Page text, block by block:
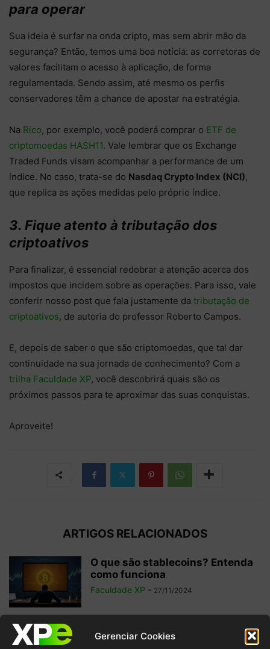
Gerenciar Cookies
para operar
Sua ideia é surfar na onda cripto, mas sem abrir mão da
segurança? Então, temos uma boa notícia: as corretoras de
valores facilitam o acesso à aplicação, de forma
regulamentada. Sendo assim, até mesmo os perfis
conservadores têm a chance de apostar na estratégia.
Na Rico, por exemplo, você poderá comprar o ETF de
criptomoedas HASH11. Vale lembrar que os Exchange
Traded Funds visam acompanhar a performance de um
índice. No caso, trata-se do Nasdaq Crypto Index (NCI),
que replica as ações medidas pelo próprio índice.
3. Fique atento à tributação dos
criptoativos
Para finalizar, é essencial redobrar a atenção acerca dos
impostos que incidem sobre as operações. Para isso, vale
conferir nosso post que fala justamente da tributação de
criptoativos, de autoria do professor Roberto Campos.
E, depois de saber o que são criptomoedas, que tal dar
continuidade na sua jornada de conhecimento? Com a
trilha Faculdade XP, você descobrirá quais são os
próximos passos para te aproximar das suas conquistas.
Aproveite!
ARTIGOS RELACIONADOS
O que são stablecoins? Entenda
como funciona
Faculdade XP - 27/11/2024
Qual a origem das criptomoedas?
Descubra a história completa